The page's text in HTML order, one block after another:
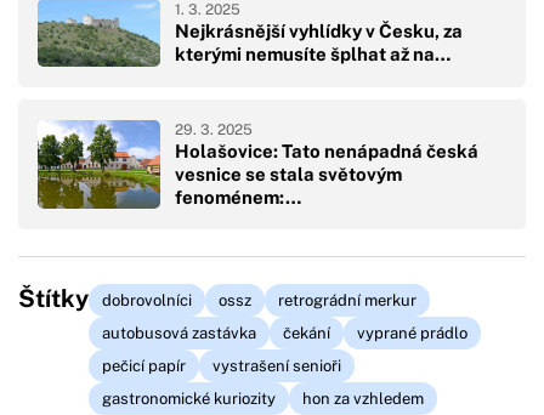
Nejkrásnější vyhlídky v Česku, za
kterými nemusíte šplhat až na…
1. 3. 2025
Holašovice: Tato nenápadná česká
vesnice se stala světovým
fenoménem:…
29. 3. 2025
Štítky dobrovolníci ossz
retrográdní merkur
autobusová zastávka
čekání
vyprané prádlo
pečicí papír
vystrašení senioři
gastronomické kuriozity
hon za vzhledem